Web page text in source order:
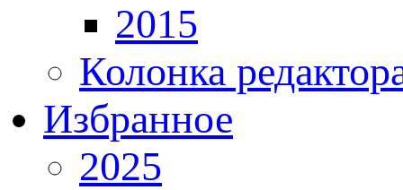
2015
Колонка
Избранное
2025